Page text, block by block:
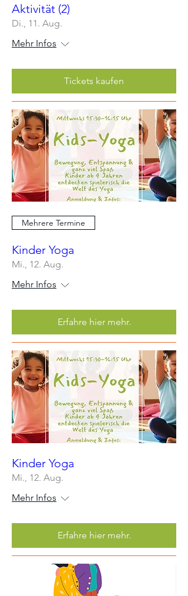
Aktivität (2)
Di., 11. Aug.
Mehr Infos
Tickets kaufen
Mehrere Termine
Kinder Yoga
Mi., 12. Aug.
Mehr Infos
Erfahre hier mehr.
Kinder Yoga
Mi., 12. Aug.
Mehr Infos
Erfahre hier mehr.